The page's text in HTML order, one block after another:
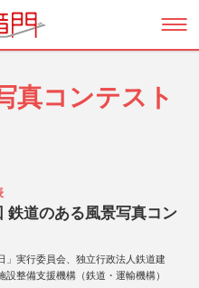
真コンテスト
鉄道のある風景写真コン
」実行委員会、独立行政法人鉄道建
設整備支援機構（鉄道・運輸機構）